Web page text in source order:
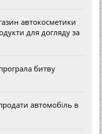
автокосметики
для догляду за
битву
автомобіль в